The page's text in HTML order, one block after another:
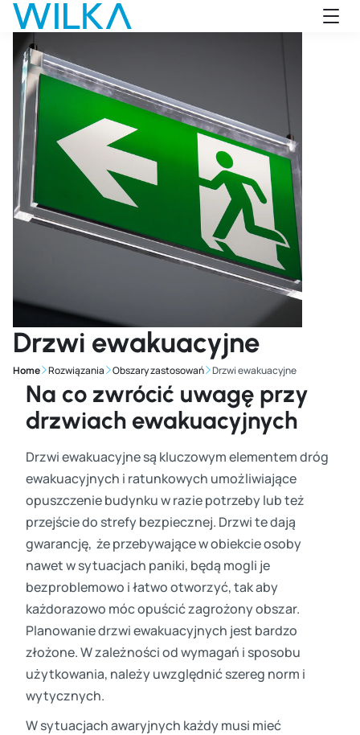
Przejdź do głównej treści
Drzwi ewakuacyjne
Home Rozwiązania Obszary zastosowań Drzwi ewakuacyjne
Na co zwrócić uwagę przy
drzwiach ewakuacyjnych
Drzwi ewakuacyjne są kluczowym elementem dróg
ewakuacyjnych i ratunkowych umożliwiające
opuszczenie budynku w razie potrzeby lub też
przejście do strefy bezpiecznej. Drzwi te dają
gwarancję, że przebywające w obiekcie osoby
nawet w sytuacjach paniki, będą mogli je
bezproblemowo i łatwo otworzyć, tak aby
każdorazowo móc opuścić zagrożony obszar.
Planowanie drzwi ewakuacyjnych jest bardzo
złożone. W zależności od wymagań i sposobu
użytkowania, należy uwzględnić szereg norm i
wytycznych.
W sytuacjach awaryjnych każdy musi mieć